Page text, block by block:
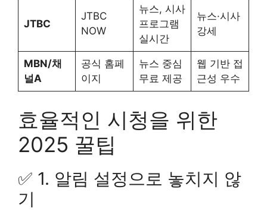
JTBC
JTBC
NOW
뉴스, 시사
프로그램
실시간
뉴스·시사
강세
MBN/채
널A
공식 홈페
이지
뉴스 중심
무료 제공
웹 기반 접
근성 우수
효율적인 시청을 위한
2025 꿀팁
✅ 1. 알림 설정으로 놓치지 않
기